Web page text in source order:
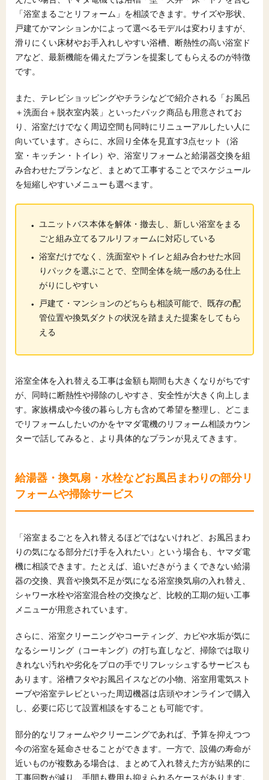
に活用するために
10.1
この記事の要点とお風呂リフォームで失敗しな
いためのチェックポイント
10.2 相場感をつかむには一括見積もりサイトも上手
「浴室まるごとリフォーム」を相談できます。サイズや形状、
戸建てかマンションかによって選べるモデルは変わりますが、
滑りにくい床材やお手入れしやすい浴槽、断熱性の高い浴室ド
アなど、最新機能を備えたプランを提案してもらえるのが特徴
です。
また、テレビショッピングやチラシなどで紹介される「お風呂
＋洗面台＋脱衣室内装」といったパック商品も用意されてお
り、浴室だけでなく周辺空間も同時にリニューアルしたい人に
向いています。さらに、水回り全体を見直す3点セット（浴
室・キッチン・トイレ）や、浴室リフォームと給湯器交換を組
み合わせたプランなど、まとめて工事することでスケジュール
を短縮しやすいメニューも選べます。
・ ユニットバス本体を解体 ・撤去し、新しい浴室をまる
ごと組み立てるフルリフォームに対応している
・ 浴室だけでなく、洗面室やトイレと組み合わせた水回
りパックを選ぶことで、空間全体を統一感のある仕上
がりにしやすい
・ 戸建て ・ マンションのどちらも相談可能で、既存の配
管位置や換気ダクトの状況を踏まえた提案をしてもら
える
浴室全体を入れ替える工事は金額も期間も大きくなりがちです
が、同時に断熱性や掃除のしやすさ、安全性が大きく向上しま
す。家族構成や今後の暮らし方も含めて希望を整理し、どこま
でリフォームしたいのかをヤマダ電機のリフォーム相談カウン
ターで話してみると、より具体的なプランが見えてきます。
給湯器・換気扇・水栓などお風呂まわりの部分リ
フォームや掃除サービス
「浴室まるごとを入れ替えるほどではないけれど、お風呂まわ
りの気になる部分だけ手を入れたい」という場合も、ヤマダ電
機に相談できます。たとえば、追いだきがうまくできない給湯
器の交換、異音や換気不足が気になる浴室換気扇の入れ替え、
シャワー水栓や浴室混合栓の交換など、比較的工期の短い工事
メニューが用意されています。
さらに、浴室クリーニングやコーティング、カビや水垢が気に
なるシーリング（コーキング）の打ち直しなど、掃除では取り
きれない汚れや劣化をプロの手でリフレッシュするサービスも
あります。浴槽フタやお風呂イスなどの小物、浴室用電気スト
ーブや浴室テレビといった周辺機器は店頭やオンラインで購入
し、必要に応じて設置相談をすることも可能です。
部分的なリフォームやクリーニングであれば、予算を抑えつつ
今の浴室を延命させることができます。一方で、設備の寿命が
近いものが複数ある場合は、まとめて入れ替えた方が結果的に
工事回数が減り、手間も費用も抑えられるケースがあります。